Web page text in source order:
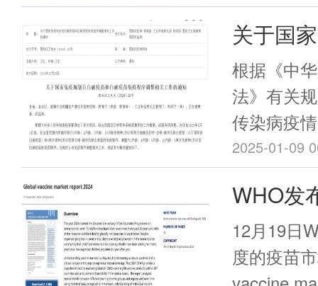
感高发季
甚至达到
购买”上方
单。
关于国
苗和白
相关工
根据《中
法》有关
传染病疫
院同意，
起，在全
龄、4月龄
种1剂次吸
破伤风联
疫苗）和6
2025-01-09
WHO发
苗市场
12月19日
度的疫苗